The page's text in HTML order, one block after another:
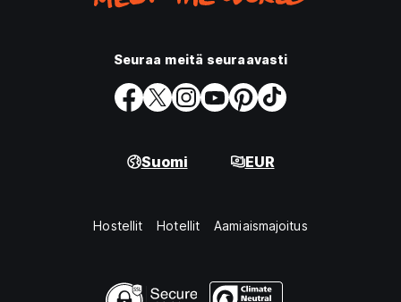
Seuraa meitä seuraavasti
Suomi EUR
Hostellit Hotellit Aamiaismajoitus